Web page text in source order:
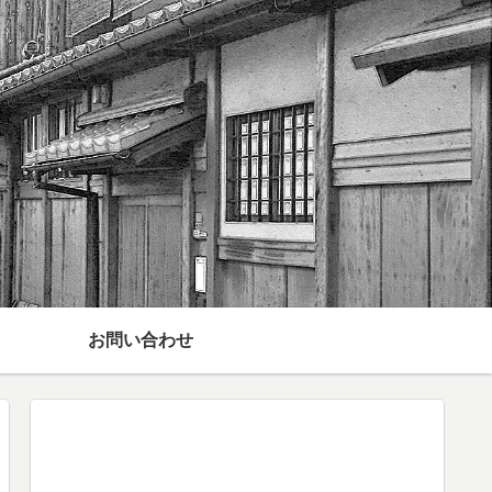
お問い合わせ